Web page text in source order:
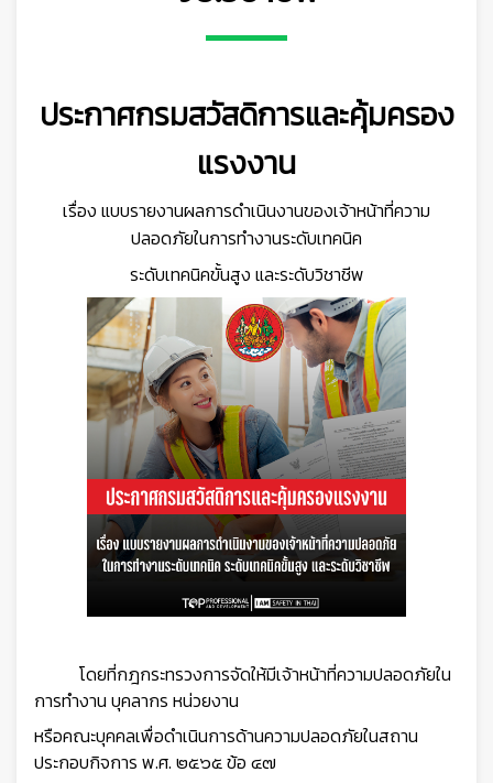
ประกาศกรมสวัสดิการและคุ้มครอง
แรงงาน
เรื่อง แบบรายงานผลการดำเนินงานของเจ้าหน้าที่ความ
ปลอดภัยในการทำงานระดับเทคนิค
ระดับเทคนิคขั้นสูง และระดับวิชาชีพ
โดยที่กฎกระทรวงการจัดให้มีเจ้าหน้าที่ความปลอดภัยใน
การทำงาน บุคลากร หน่วยงาน
หรือคณะบุคคลเพื่อดำเนินการด้านความปลอดภัยในสถาน
ประกอบกิจการ พ.ศ. ๒๕๖๕ ข้อ ๔๗